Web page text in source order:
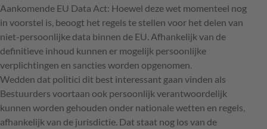
Aankomende EU Data Act: Hoewel deze wet momenteel nog
in voorstel is, beoogt het regels te stellen voor het delen van
niet-persoonlijke data binnen de EU. Afhankelijk van de
definitieve inhoud kunnen er mogelijk persoonlijke
verplichtingen en sancties worden opgenomen.
Wedden dat politici dit best interessant gaan vinden als
Bestuurders voortaan ook persoonlijk verantwoordelijk
kunnen worden gehouden onder nationale wetten en regels,
afhankelijk van de jurisdictie. Dat staat nog los van de